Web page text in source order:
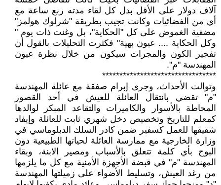
آلاف دولار على الأقل بدل كل لقاء مدته ربع ساعة مع
أي من الفضائيات وكانت تجيب بطريقة "شرلوك هولمز"
مضفية الغموض على كل "الحكاية"، بل وغنت ذات يوم "
وكل الحكاية .... عيون بهية" فكثرت التحليلات بالقول أن
تفجير الكون والمجرات سيكون من خلال نظرة عيون
المهندسة "م".
*********************************
وتوالت الأحداث، وجرى إبرام صفقة مع عائلة المهندسة
"م" تقضي بانتقال العائلة للعيش في أحد القصور
المحاطة بالأسوار والكاميرات والتقاعد المبكر لوالدها
كمعلم للتاريخ وتخصيص دخل شهري ثابت للعائلة وإيفاد
شقيقها للعمل كسفير ضمن كادر السلك الدبلوماسي في
وزارة الخارجية مع ممارسة العائلة لحياتها الطبيعية دون
البوح بأي كلمة تتعلق بالأسباب ومصير الابنة، وبقاء
المهندسة "م" في قبضة الأجهزة الأمنية مع كل ما يلزمها
من رغد العيش، وتسليط الأضواء على زميلتها المهندسة